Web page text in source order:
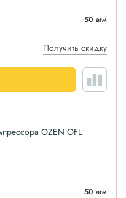
50 атм
Получить скидку
OZEN OFL
50 атм